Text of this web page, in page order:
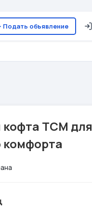
Подать объявление
TCM для
комфорта